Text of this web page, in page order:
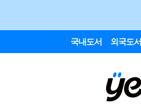
국내도서 외국도서